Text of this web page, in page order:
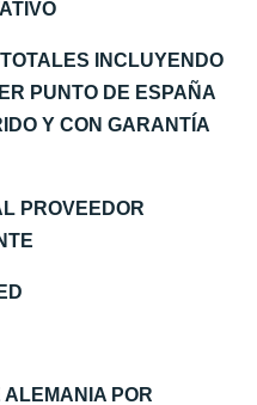
INCLUYENDO
PUNTO DE ESPAÑA
Y CON GARANTÍA
PROVEEDOR
ALEMANIA POR